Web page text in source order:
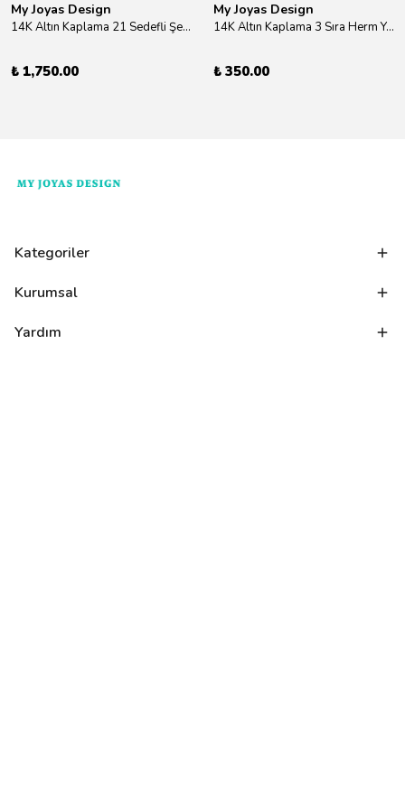
My Joyas Design
14K Altın Kaplama 21 Sedefli Şekiller Kolye 46cm
₺ 1,750.00
My Joyas Design
14K Altın Kaplama 3 Sıra Herm Yüzük Gold
₺ 350.00
Kategoriler
Kurumsal
Yardım